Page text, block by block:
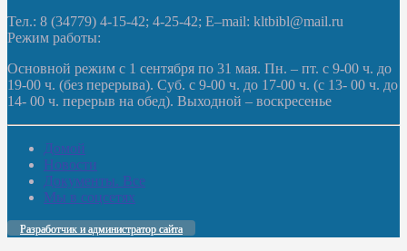
Тел.: 8 (34779) 4-15-42; 4-25-42; E–mail: kltbibl@mail.ru
Режим работы:
Основной режим с 1 сентября по 31 мая. Пн. – пт. с 9-00 ч. до
19-00 ч. (без перерыва). Суб. с 9-00 ч. до 17-00 ч. (с 13- 00 ч. до
14- 00 ч. перерыв на обед). Выходной – воскресенье
Домой
Новости
Документы. Все
Мы в соцсетях
Разработчик и администратор сайта